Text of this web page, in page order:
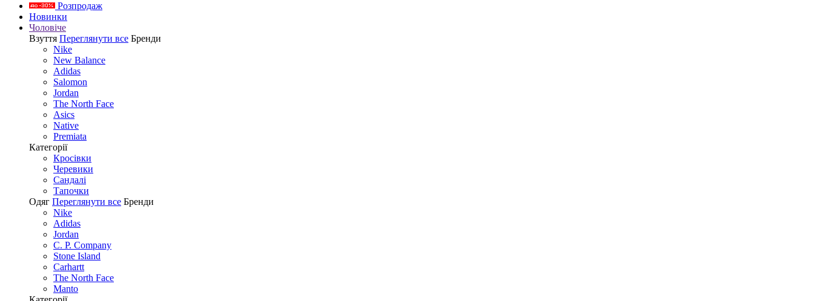
Розпродаж
Новинки
Чоловіче
Взуття Переглянути все Бренди
Nike
New Balance
Adidas
Salomon
Jordan
The North Face
Asics
Native
Premiata
Категорії
Кросівки
Черевики
Сандалі
Tапочки
Одяг Переглянути все Бренди
Nike
Adidas
Jordan
C. P. Company
Stone Island
Carhartt
The North Face
Manto